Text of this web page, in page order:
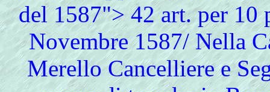
del 1587"> 42 art. per 10
Novembre 1587/ Nella
Merello Cancelliere e